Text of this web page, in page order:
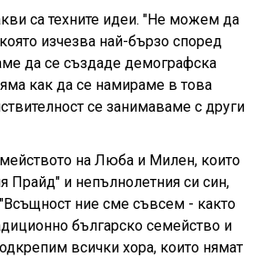
са техните идеи. "Не можем да
изчезва най-бързо според
да се създаде демографска
как да се намираме в това
се занимаваме с други
на Люба и Милен, които
Прайд" и непълнолетния си син,
ние сме съвсем - както
българско семейство и
всички хора, които нямат